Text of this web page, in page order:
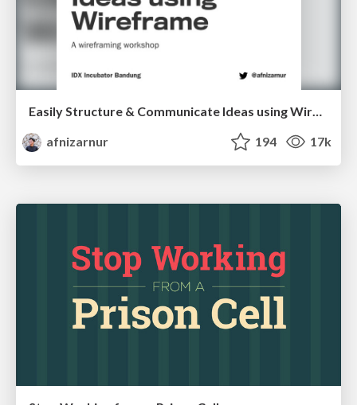
afnizarnur
194 17k